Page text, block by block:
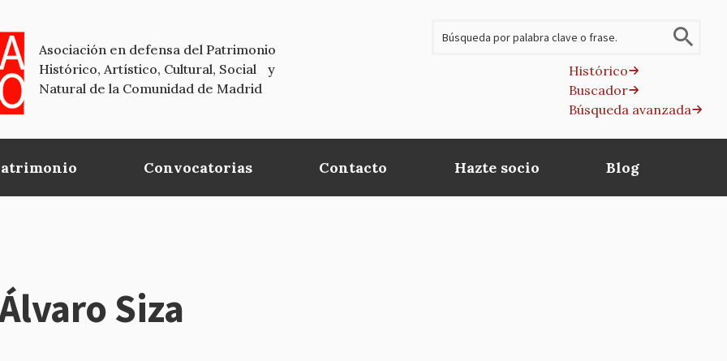
Asociación en defensa del Patrimonio
Histórico, Artístico, Cultural, Social y
Natural de la Comunidad de Madrid
Histórico
Buscador
Búsqueda avanzada
Convocatorias Contacto Hazte socio Blog
Siza